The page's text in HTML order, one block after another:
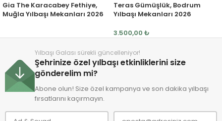
Gia The Karacabey Fethiye,
Muğla Yılbaşı Mekanları 2026
Teras Gümüşlük, Bodrum
Yılbaşı Mekanları 2026
3.500,00 ₺
Yılbaşı Galası sürekli güncelleniyor!
Şehrinize özel yılbaşı etkinliklerini size
gönderelim mi?
Abone olun! Size özel kampanya ve son dakika yılbaşı
fırsatlarını kaçırmayın.